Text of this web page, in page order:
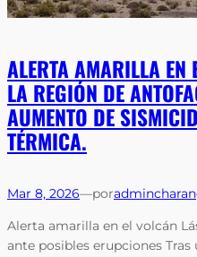
ALERTA AMARILLA EN
LA REGIÓN DE
AUMENTO DE
TÉRMICA.
Mar 8, 2026—por
Alerta amarilla en el volcán
ante posibles erupciones